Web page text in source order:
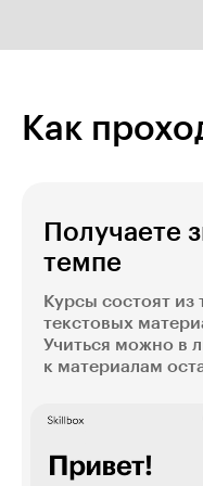
Как
Получаете
темпе
Курсы состоят из
текстовых
Учиться можно в
к материалам